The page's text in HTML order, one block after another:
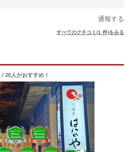
通報する
すべてのクチコミ(1 件)をみる
/ 20人がおすすめ！